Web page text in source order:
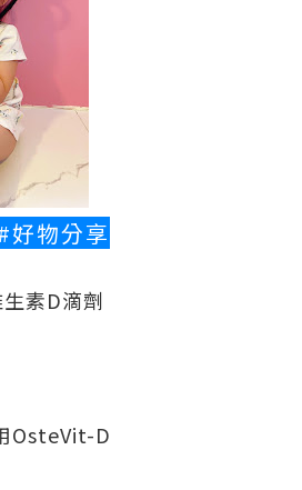
好物分享
素D滴劑
OsteVit-D